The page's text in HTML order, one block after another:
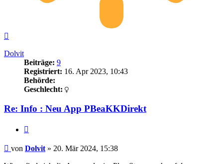
Dolvit
Beiträge: 9
Registriert: 16. Apr 2023, 10:43
Behörde:
Geschlecht:
Re: Info : Neu App PBeaKKDirekt
Beitrag
von Dolvit » 20. Mär 2024, 15:38